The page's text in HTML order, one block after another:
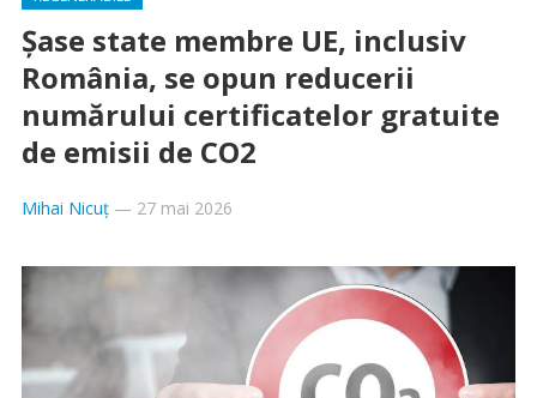
Şase state membre UE, inclusiv
România, se opun reducerii
numărului certificatelor gratuite
de emisii de CO2
Mihai Nicuț— 27 mai 2026